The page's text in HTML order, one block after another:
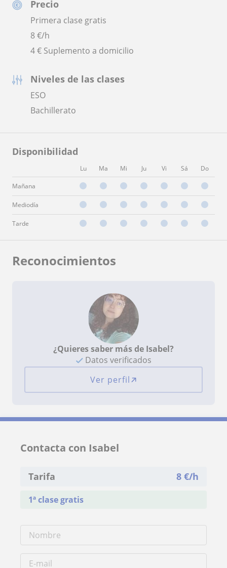
Precio
Primera clase gratis
8€/h
4 € Suplemento a domicilio
Niveles de las clases
ESO
Bachillerato
Disponibilidad
Lu Ma Mi Ju Vi Sá Do
Mañana
Mediodía
Tarde
Reconocimientos
¿Quieres saber más de Isabel?
Datos verificados
Ver perfil
Contacta con Isabel
Tarifa 8 €/h
1ª clase gratis